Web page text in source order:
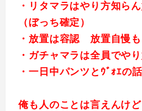
・リタマラはやり方知ら
（ぼっち確定）
・放置は容認 放置自慢も
・ガチャマラは全員でや
・一日中パンツとｳﾞｫｴの
俺も人のことは言えんけ